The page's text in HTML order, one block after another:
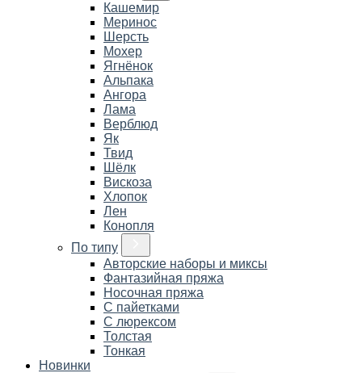
Кашемир
Меринос
Шерсть
Мохер
Ягнёнок
Альпака
Ангора
Лама
Верблюд
Як
Твид
Шёлк
Вискоза
Хлопок
Лен
Конопля
По типу
Авторские наборы и миксы
Фантазийная пряжа
Носочная пряжа
С пайетками
С люрексом
Толстая
Тонкая
Новинки